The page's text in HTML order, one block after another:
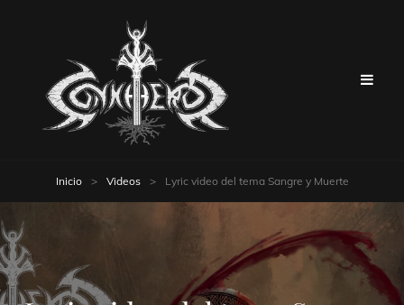
Inicio > Videos > Lyric video del tema Sangre y Muerte